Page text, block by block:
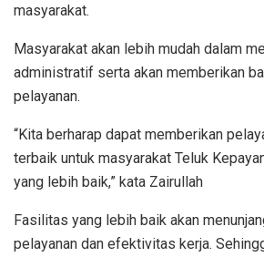
masyarakat.
Masyarakat akan lebih mudah dalam
administratif serta akan memberikan
pelayanan.
“Kita berharap dapat memberikan
terbaik untuk masyarakat Teluk
yang lebih baik,” kata Zairullah
Fasilitas yang lebih baik akan
pelayanan dan efektivitas kerja.